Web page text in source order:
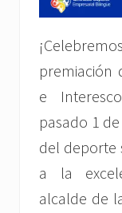
premiación
e
pasado 1
del deporte
a la
alcalde de